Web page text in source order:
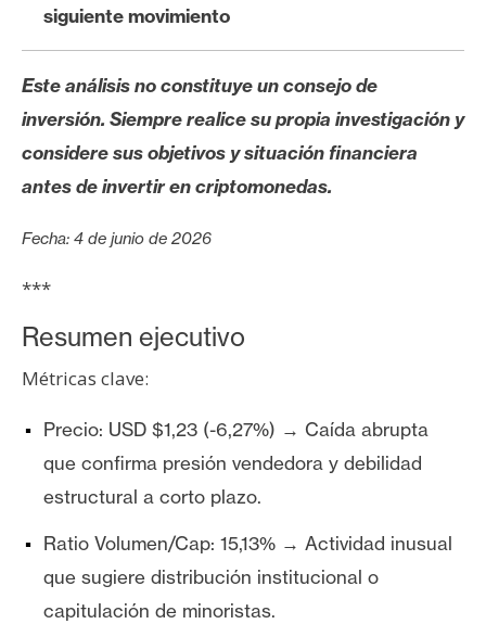
A
l
i
s
s
t
a
s
e
P
r
n
s
a
siguiente movimiento
Este análisis no constituye un consejo de
inversión. Siempre realice su propia investigación y
considere sus objetivos y situación financiera
antes de invertir en criptomonedas.
Fecha: 4 de junio de 2026
***
Resumen ejecutivo
Métricas clave:
Precio: USD $1,23 (-6,27%) → Caída abrupta
que confirma presión vendedora y debilidad
estructural a corto plazo.
Ratio Volumen/Cap: 15,13% → Actividad inusual
que sugiere distribución institucional o
capitulación de minoristas.